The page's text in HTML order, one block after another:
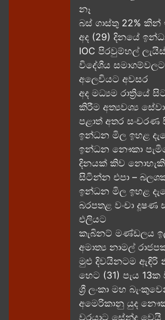
නෑ
බස් ගාස්තු 22% කින්
අද (29) දිනයේ
IOC පිරවුම්හල්
විදේශීය
අලෙවියට අවසර
අද මධ්‍යම රාත්‍රියේ
කිරීම අත්‍යවශ්‍ය
පළාත් අතර සංචරණ
ඉන්ධන මිල ඉහළ
ඉන්ධන නෞකා
දිනයක් කිව නොහැකි
සිටින්න එපා –
ඉන්ධන මිල ඉහළ
බරපතළ වංචා
එලියට
කැබිනට් මණ්ඩලය
අමාත්‍ය නාමල්
මුළු දිවයිනටම ඇඳිරි
හෙට (31) පැය 13ක
ශ්‍රී ලංකා මහ
අමෙරිකානු යුද
වරයාට සේන්දු වෙයි